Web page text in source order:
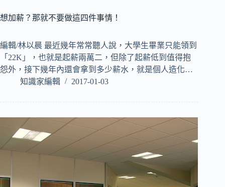
想加薪？那就不要做這四件事情！
編輯/林以晨 最近幾年常常聽人說，大學生畢業只能領到
「22K」，也就是起薪兩萬二，但除了起薪低到值得抱
怨外，接下幾年內還會拿到多少薪水，就是個人造化…
知識家編輯
2017-01-03